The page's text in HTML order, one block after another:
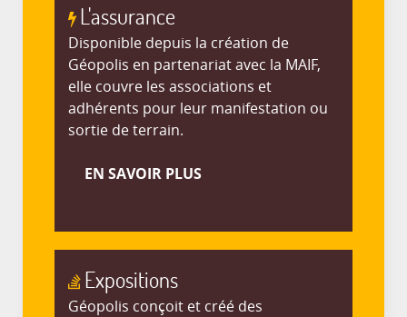
L'assurance
Disponible depuis la création de
Géopolis en partenariat avec la MAIF,
elle couvre les associations et
adhérents pour leur manifestation ou
sortie de terrain.
EN SAVOIR PLUS
Expositions
Géopolis conçoit et créé des